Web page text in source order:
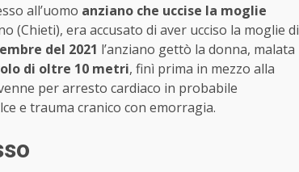
all’uomo anziano che uccise la moglie
(Chieti), era accusato di aver ucciso la moglie di
del 2021 l’anziano gettò la donna, malata
di oltre 10 metri, finì prima in mezzo alla
per arresto cardiaco in probabile
e trauma cranico con emorragia.